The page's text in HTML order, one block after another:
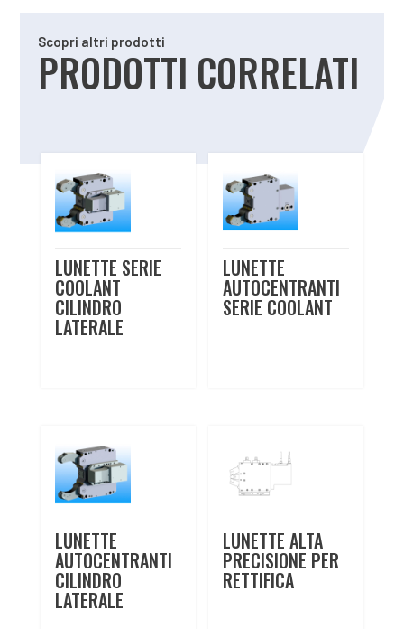
Scopri altri prodotti
PRODOTTI CORRELATI
LUNETTE SERIE
COOLANT
CILINDRO
LATERALE
LUNETTE
AUTOCENTRANTI
SERIE COOLANT
LUNETTE
AUTOCENTRANTI
CILINDRO
LATERALE
LUNETTE ALTA
PRECISIONE PER
RETTIFICA